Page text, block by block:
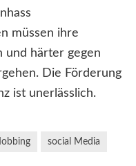
müssen ihre
und härter gegen
Die Förderung
ist unerlässlich.
social Media